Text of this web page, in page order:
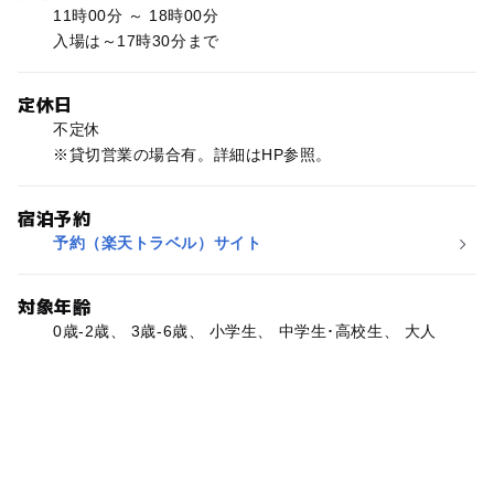
11時00分 ～ 18時00分
入場は～17時30分まで
定休日
不定休
※貸切営業の場合有。詳細はHP参照。
宿泊予約
予約（楽天トラベル）サイト
対象年齢
0歳-2歳、 3歳-6歳、 小学生、 中学生･高校生、 大人